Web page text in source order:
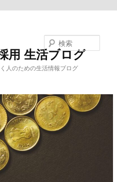
用 生活ブログ
人のための生活情報ブログ